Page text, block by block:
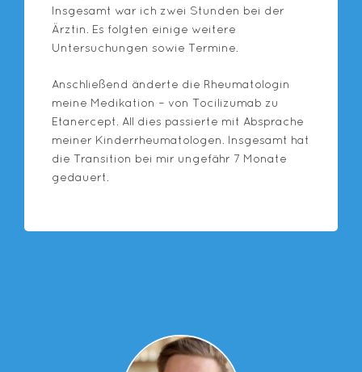
Insgesamt war ich zwei Stunden bei der
Ärztin. Es folgten einige weitere
Untersuchungen sowie Termine.
Anschließend änderte die Rheumatologin
meine Medikation – von Tocilizumab zu
Etanercept. All dies passierte mit Absprache
meiner Kinderrheumatologen. Insgesamt hat
die Transition bei mir ungefähr 7 Monate
gedauert.